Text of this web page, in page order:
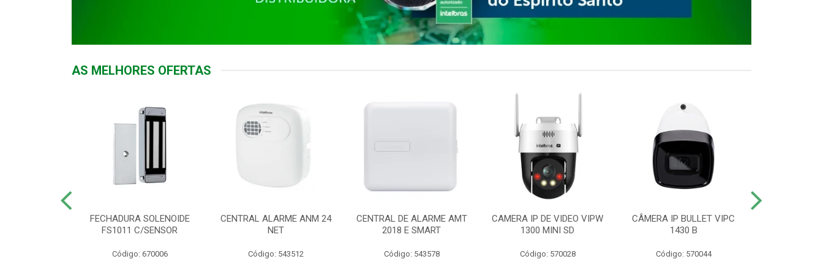
AS MELHORES OFERTAS
FECHADURA SOLENOIDE
FS1011 C/SENSOR
Código: 670006
CENTRAL ALARME ANM 24
NET
Código: 543512
CENTRAL DE ALARME AMT
2018 E SMART
Código: 543578
CAMERA IP DE VIDEO VIPW
1300 MINI SD
Código: 570028
CÂMERA IP BULLET VIPC
1430 B
Código: 570044